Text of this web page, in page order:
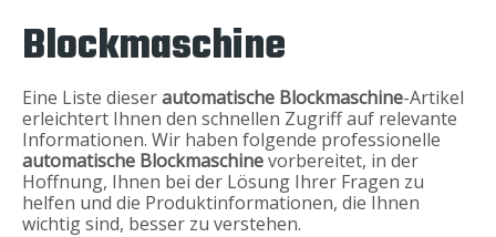
Blockmaschine
Eine Liste dieserautomatische Blockmaschine-Artikel
erleichtert Ihnen den schnellen Zugriff auf relevante
Informationen. Wir haben folgende professionelle
automatische Blockmaschinevorbereitet, in der
Hoffnung, Ihnen bei der Lösung Ihrer Fragen zu
helfen und die Produktinformationen, die Ihnen
wichtig sind, besser zu verstehen.